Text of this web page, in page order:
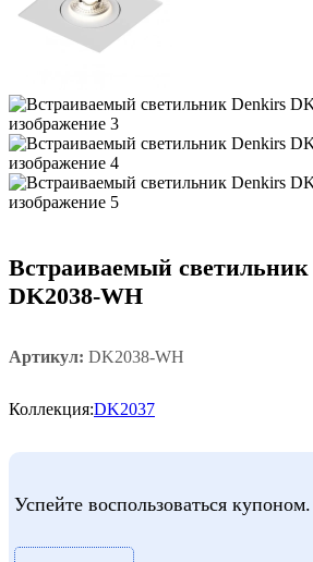
Встраиваемый
DK2038-WH
Артикул: DK2038-WH
Коллекция:DK2037
Успейте воспользоваться